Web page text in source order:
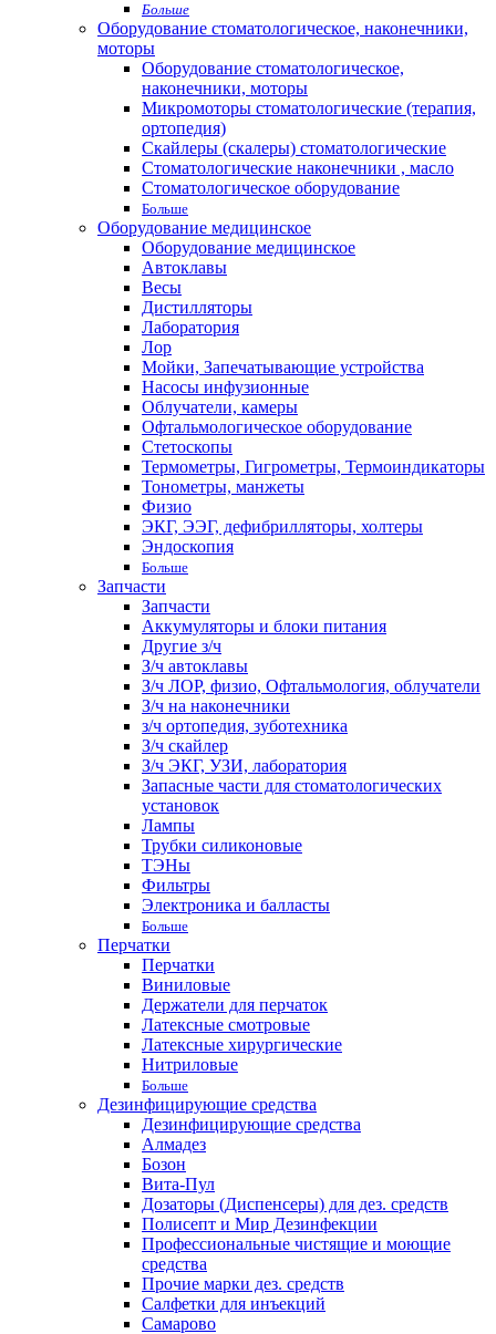
Больше
Оборудование стоматологическое, наконечники,
моторы
Оборудование стоматологическое,
наконечники, моторы
Микромоторы стоматологические (терапия,
ортопедия)
Скайлеры (скалеры) стоматологические
Стоматологические наконечники , масло
Стоматологическое оборудование
Больше
Оборудование медицинское
Оборудование медицинское
Автоклавы
Весы
Дистилляторы
Лаборатория
Лор
Мойки, Запечатывающие устройства
Насосы инфузионные
Облучатели, камеры
Офтальмологическое оборудование
Стетоскопы
Термометры, Гигрометры, Термоиндикаторы
Тонометры, манжеты
Физио
ЭКГ, ЭЭГ, дефибрилляторы, холтеры
Эндоскопия
Больше
Запчасти
Запчасти
Аккумуляторы и блоки питания
Другие з/ч
З/ч автоклавы
З/ч ЛОР, физио, Офтальмология, облучатели
З/ч на наконечники
з/ч ортопедия, зуботехника
З/ч скайлер
З/ч ЭКГ, УЗИ, лаборатория
Запасные части для стоматологических
установок
Лампы
Трубки силиконовые
ТЭНы
Фильтры
Электроника и балласты
Больше
Перчатки
Перчатки
Виниловые
Держатели для перчаток
Латексные смотровые
Латексные хирургические
Нитриловые
Больше
Дезинфицирующие средства
Дезинфицирующие средства
Алмадез
Бозон
Вита-Пул
Дозаторы (Диспенсеры) для дез. средств
Полисепт и Мир Дезинфекции
Профессиональные чистящие и моющие
средства
Прочие марки дез. средств
Салфетки для инъекций
Самарово